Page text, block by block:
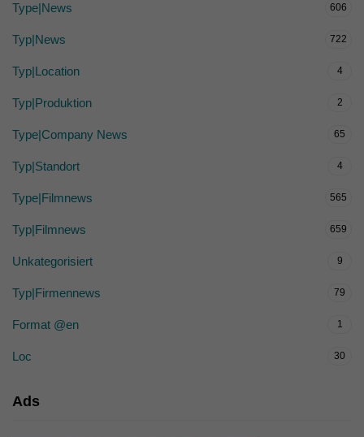
Type|News 606
Typ|News 722
Typ|Location 4
Typ|Produktion 2
Type|Company News 65
Typ|Standort 4
Type|Filmnews 565
Typ|Filmnews 659
Unkategorisiert 9
Typ|Firmennews 79
Format @en 1
Loc 30
Ads